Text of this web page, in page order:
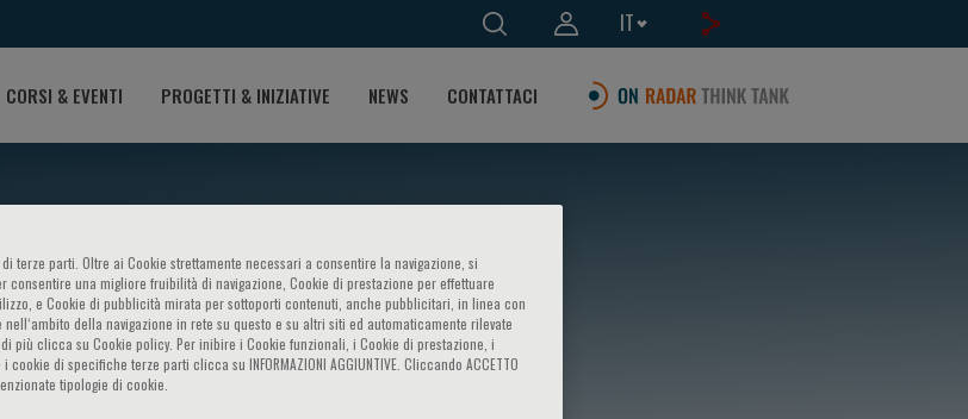
IT
CORSI & EVENTI PROGETTI & INIZIATIVE NEWS CONTATTACI
terze parti. Oltre ai Cookie strettamente necessari a consentire la navigazione, si
consentire una migliore fruibilità di navigazione, Cookie di prestazione per effettuare
e Cookie di pubblicità mirata per sottoporti contenuti, anche pubblicitari, in linea con
della navigazione in rete su questo e su altri siti ed automaticamente rilevate
più clicca su Cookie policy. Per inibire i Cookie funzionali, i Cookie di prestazione, i
di specifiche terze parti clicca su INFORMAZIONI AGGIUNTIVE. Cliccando ACCETTO
tipologie di cookie.